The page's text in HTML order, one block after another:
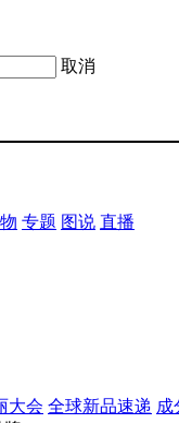
取消
专题 图说 直播
大会 全球新品速递 成